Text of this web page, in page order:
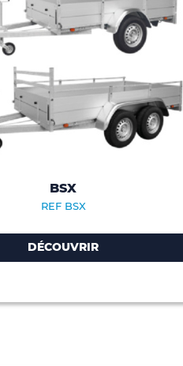
BSX
REF BSX
DÉCOUVRIR